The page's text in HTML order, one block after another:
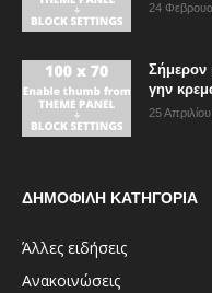
24
Σήμερον
γην
25
ΔΗΜΟΦΙΛΗ ΚΑΤΗΓΟΡΙΑ
Άλλες ειδήσεις
Ανακοινώσεις